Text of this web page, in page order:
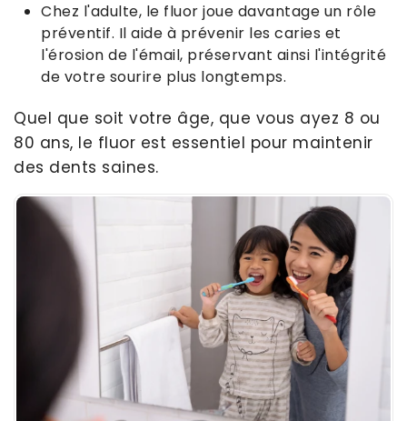
Chez l'adulte, le fluor joue davantage un rôle
préventif. Il aide à prévenir les caries et
l'érosion de l'émail, préservant ainsi l'intégrité
de votre sourire plus longtemps.
Quel que soit votre âge, que vous ayez 8 ou
80 ans, le fluor est essentiel pour maintenir
des dents saines.